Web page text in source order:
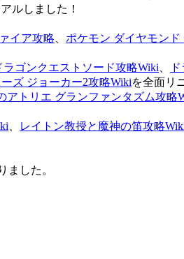
ルしました！
イア攻略
ポケモン ダイヤモン
ラゴンクエストソード攻略Wiki
ズ ジョーカー2攻略Wikiを全面リ
アトリエ グランファンタズム攻略
レイトン教授と魔神の笛攻略
ました。